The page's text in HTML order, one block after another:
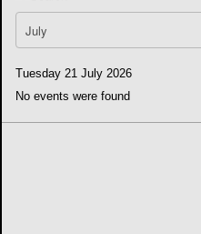
Tuesday 21 July 2026
No events were found